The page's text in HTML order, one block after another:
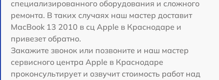
специализированного оборудования и сложного
ремонта. В таких случаях наш мастер доставит
MacBook 13 2010 в сц Apple в Краснодаре и
привезет обратно.
Закажите звонок или позвоните и наш мастер
сервисного центра Apple в Краснодаре
проконсультирует и озвучит стоимость работ над